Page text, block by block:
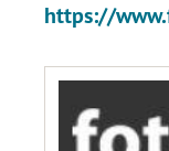
https://